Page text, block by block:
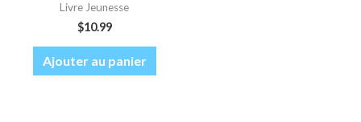
Livre Jeunesse
$10.99
Ajouter au panier